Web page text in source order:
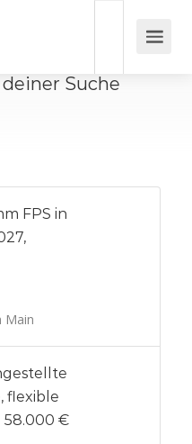
Suche
FPS in
Main
flexible
58.000 €